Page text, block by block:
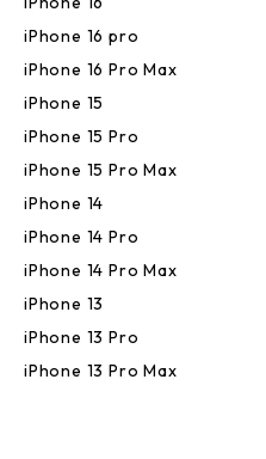
iPhone 16 pro
iPhone 16 Pro Max
iPhone 15
iPhone 15 Pro
iPhone 15 Pro Max
iPhone 14
iPhone 14 Pro
iPhone 14 Pro Max
iPhone 13
iPhone 13 Pro
iPhone 13 Pro Max